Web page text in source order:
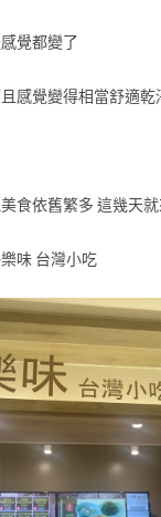
覺都變了
感覺變得相當舒適乾
食依舊繁多 這幾天
味 台灣小吃